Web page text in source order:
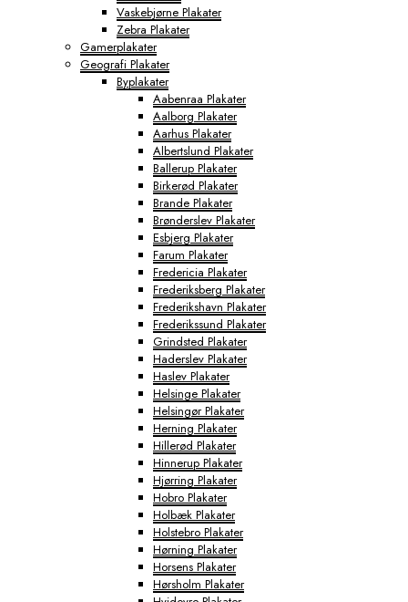
Vaskebjørne Plakater
Zebra Plakater
Gamerplakater
Geografi Plakater
Byplakater
Aabenraa Plakater
Aalborg Plakater
Aarhus Plakater
Albertslund Plakater
Ballerup Plakater
Birkerød Plakater
Brande Plakater
Brønderslev Plakater
Esbjerg Plakater
Farum Plakater
Fredericia Plakater
Frederiksberg Plakater
Frederikshavn Plakater
Frederikssund Plakater
Grindsted Plakater
Haderslev Plakater
Haslev Plakater
Helsinge Plakater
Helsingør Plakater
Herning Plakater
Hillerød Plakater
Hinnerup Plakater
Hjørring Plakater
Hobro Plakater
Holbæk Plakater
Holstebro Plakater
Hørning Plakater
Horsens Plakater
Hørsholm Plakater